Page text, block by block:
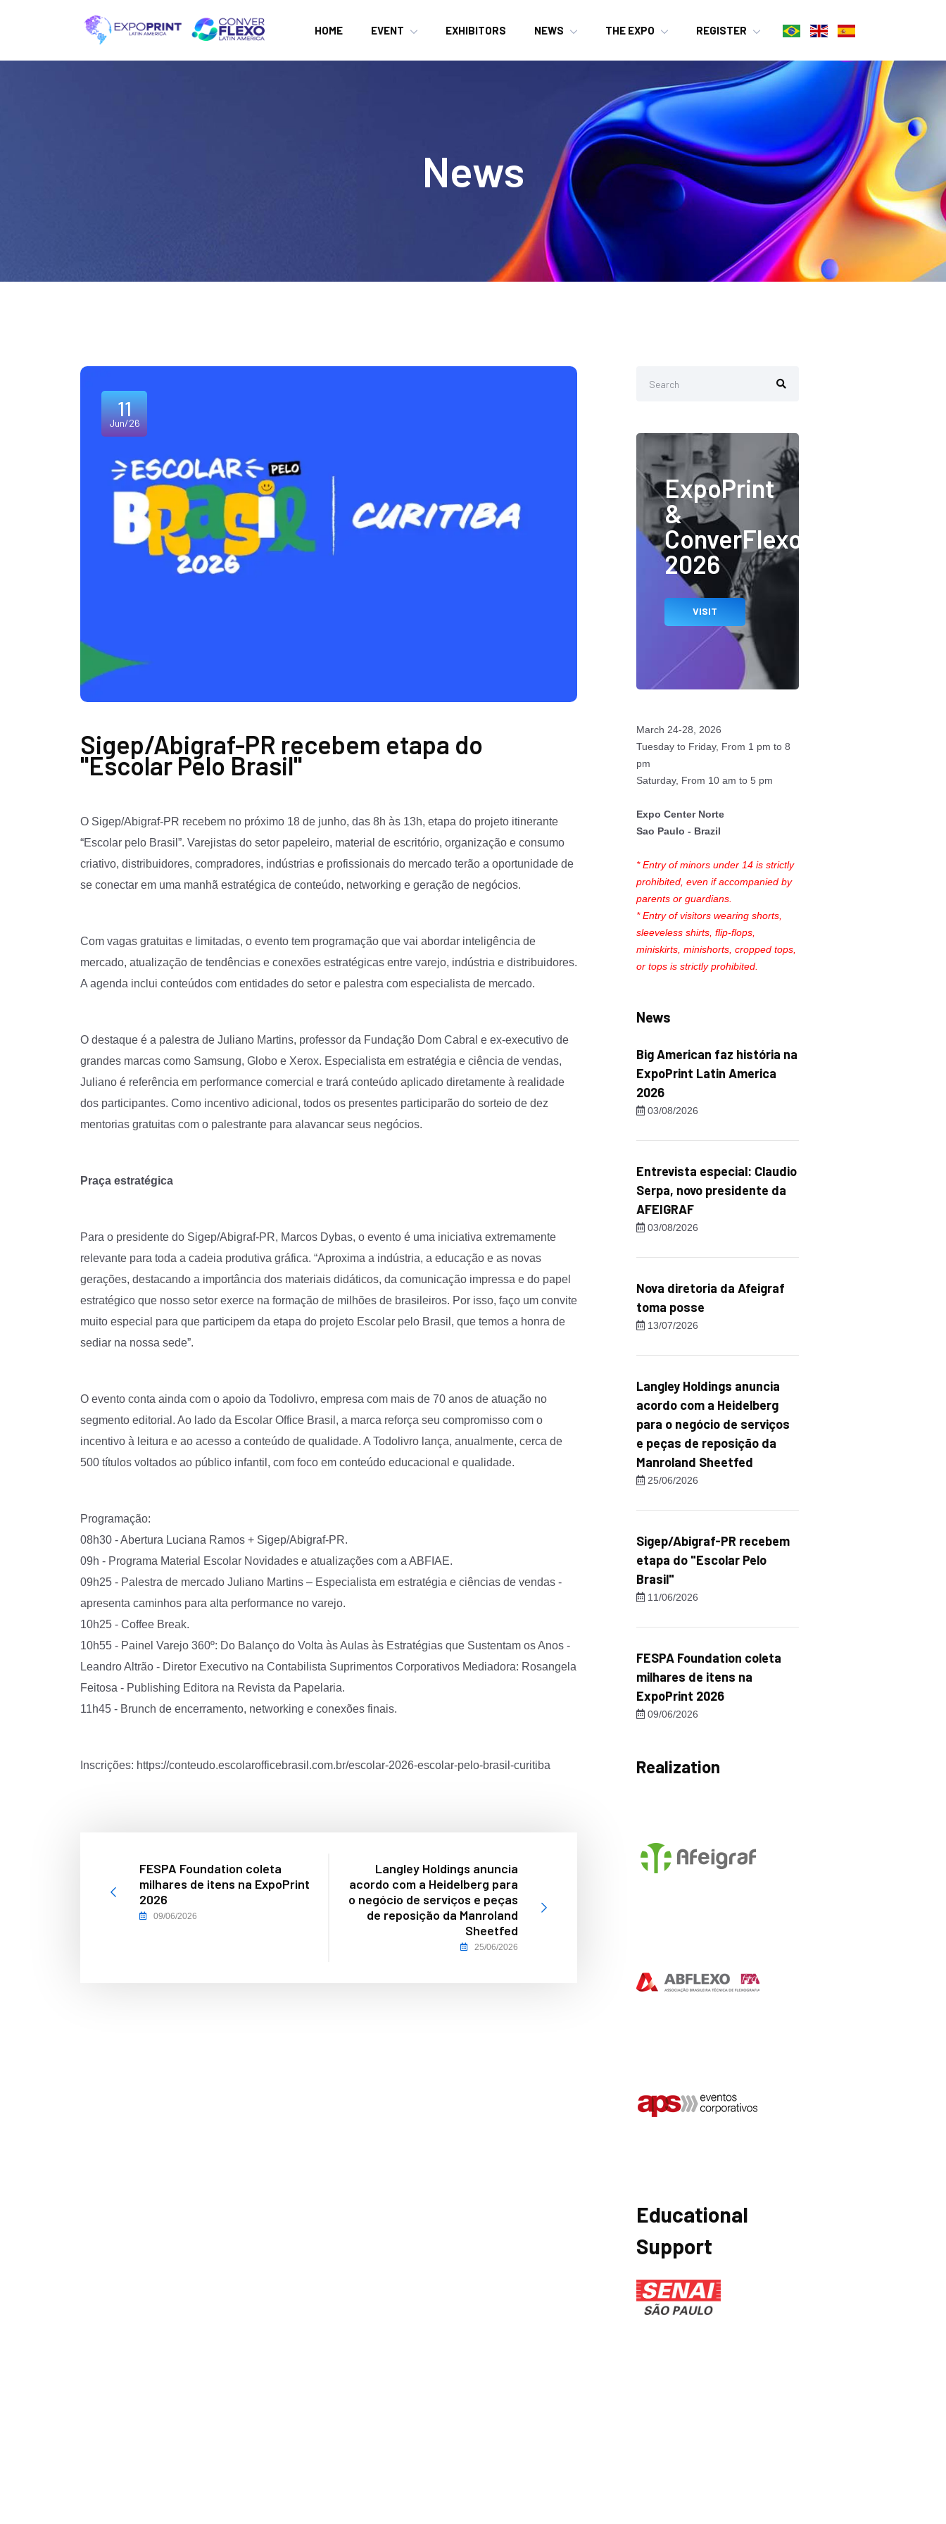
HOME EVENT EXHIBITORS NEWS THE EXPO REGISTER
News
11
Jun/26
Sigep/Abigraf-PR recebem etapa do
"Escolar Pelo Brasil"
O Sigep/Abigraf-PR recebem no próximo 18 de junho, das 8h às 13h, etapa do projeto itinerante
“Escolar pelo Brasil”. Varejistas do setor papeleiro, material de escritório, organização e consumo
criativo, distribuidores, compradores, indústrias e profissionais do mercado terão a oportunidade de
se conectar em uma manhã estratégica de conteúdo, networking e geração de negócios.
Com vagas gratuitas e limitadas, o evento tem programação que vai abordar inteligência de
mercado, atualização de tendências e conexões estratégicas entre varejo, indústria e distribuidores.
A agenda inclui conteúdos com entidades do setor e palestra com especialista de mercado.
O destaque é a palestra de Juliano Martins, professor da Fundação Dom Cabral e ex-executivo de
grandes marcas como Samsung, Globo e Xerox. Especialista em estratégia e ciência de vendas,
Juliano é referência em performance comercial e trará conteúdo aplicado diretamente à realidade
dos participantes. Como incentivo adicional, todos os presentes participarão do sorteio de dez
mentorias gratuitas com o palestrante para alavancar seus negócios.
Praça estratégica
Para o presidente do Sigep/Abigraf-PR, Marcos Dybas, o evento é uma iniciativa extremamente
relevante para toda a cadeia produtiva gráfica. “Aproxima a indústria, a educação e as novas
gerações, destacando a importância dos materiais didáticos, da comunicação impressa e do papel
estratégico que nosso setor exerce na formação de milhões de brasileiros. Por isso, faço um convite
muito especial para que participem da etapa do projeto Escolar pelo Brasil, que temos a honra de
sediar na nossa sede”.
O evento conta ainda com o apoio da Todolivro, empresa com mais de 70 anos de atuação no
segmento editorial. Ao lado da Escolar Office Brasil, a marca reforça seu compromisso com o
incentivo à leitura e ao acesso a conteúdo de qualidade. A Todolivro lança, anualmente, cerca de
500 títulos voltados ao público infantil, com foco em conteúdo educacional e qualidade.
Programação:
08h30 - Abertura Luciana Ramos + Sigep/Abigraf-PR.
09h - Programa Material Escolar Novidades e atualizações com a ABFIAE.
09h25 - Palestra de mercado Juliano Martins – Especialista em estratégia e ciências de vendas -
apresenta caminhos para alta performance no varejo.
10h25 - Coffee Break.
10h55 - Painel Varejo 360º: Do Balanço do Volta às Aulas às Estratégias que Sustentam os Anos -
Leandro Altrão - Diretor Executivo na Contabilista Suprimentos Corporativos Mediadora: Rosangela
Feitosa - Publishing Editora na Revista da Papelaria.
11h45 - Brunch de encerramento, networking e conexões finais.
Inscrições: https://conteudo.escolarofficebrasil.com.br/escolar-2026-escolar-pelo-brasil-curitiba
FESPA Foundation coleta
milhares de itens na ExpoPrint
2026
09/06/2026
Langley Holdings anuncia
acordo com a Heidelberg para
o negócio de serviços e peças
de reposição da Manroland
Sheetfed
25/06/2026
ExpoPrint
&
ConverFlexo
2026
VISIT
March 24-28, 2026
Tuesday to Friday, From 1 pm to 8
pm
Saturday, From 10 am to 5 pm
Expo Center Norte
Sao Paulo - Brazil
* Entry of minors under 14 is strictly
prohibited, even if accompanied by
parents or guardians.
* Entry of visitors wearing shorts,
sleeveless shirts, flip-flops,
miniskirts, minishorts, cropped tops,
or tops is strictly prohibited.
News
Big American faz história na
ExpoPrint Latin America
2026
03/08/2026
Entrevista especial: Claudio
Serpa, novo presidente da
AFEIGRAF
03/08/2026
Nova diretoria da Afeigraf
toma posse
13/07/2026
Langley Holdings anuncia
acordo com a Heidelberg
para o negócio de serviços
e peças de reposição da
Manroland Sheetfed
25/06/2026
Sigep/Abigraf-PR recebem
etapa do "Escolar Pelo
Brasil"
11/06/2026
FESPA Foundation coleta
milhares de itens na
ExpoPrint 2026
09/06/2026
Realization
Educational
Support